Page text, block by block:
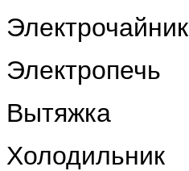
Электрочайник
Электропечь
Вытяжка
Холодильник